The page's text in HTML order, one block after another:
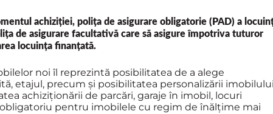
achiziției, polița de asigurare obligatorie (PAD) a
de asigurare facultativă care să asigure împotriva tuturor
locuința finanțată.
noi îl reprezintă posibilitatea de a alege
etajul, precum și posibilitatea personalizării
achiziționării de parcări, garaje în imobil, locuri
pentru imobilele cu regim de înălțime mai